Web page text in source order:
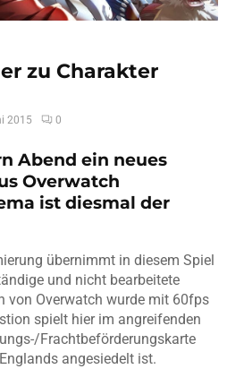
zu Charakter
2015 0
Abend ein neues
Overwatch
ist diesmal der
übernimmt in diesem Spiel
und nicht bearbeitete
von Overwatch wurde mit 60fps
spielt hier im angreifenden
Frachtbeförderungskarte
angesiedelt ist.